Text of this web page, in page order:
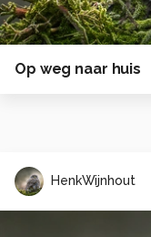
Op weg naar huis
HenkWijnhout